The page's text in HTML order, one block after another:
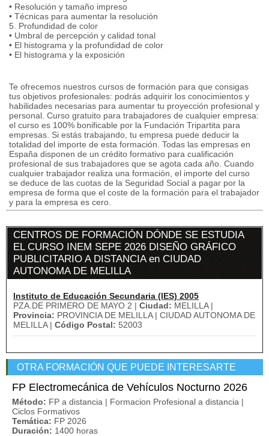
• Resolución y tamaño impreso
• Técnicas para aumentar la resolución
5. Profundidad de color
• Umbral de percepción y calidad tonal
• El histograma y la profundidad de color
• El histograma y la exposición
Te ofrecemos nuestros cursos de formación para que consigas
tus objetivos profesionales: podrás adquirir los conocimientos y
habilidades necesarias para aumentar tu proyección profesional y
personal. Curso gratuito para trabajadores de cualquier empresa:
el curso es 100% bonificable por la Fundación Tripartita para
empresas. Si estás trabajando, tu empresa puede deducir la
totalidad del importe de esta formación. Todas las empresas en
España disponen de un crédito formativo para cualificación
profesional de sus trabajadores que se agota cada año. Cuando
cualquier trabajador realiza una formación, el importe del curso
se deduce de las cuotas de la Seguridad Social a pagar por la
empresa de forma que el coste de la formación para el trabajador
y para la empresa es cero.
CENTROS DE FORMACIÓN DÓNDE SE ESTUDIA
EL CURSO INEM SEPE 2026 DISEÑO GRÁFICO
PUBLICITARIO A DISTANCIA en CIUDAD
AUTONOMA DE MELILLA
Instituto de Educación Secundaria (IES) 2005
PZA.DE PRIMERO DE MAYO 2 | Ciudad: MELILLA |
Provincia: PROVINCIA DE MELILLA | CIUDAD AUTONOMA DE
MELILLA | Código Postal: 52003
OTRA FORMACIÓN QUE PUEDE INTERESARTE
FP Electromecánica de Vehículos Nocturno 2026
Método: FP a distancia | Formacion Profesional a distancia |
Ciclos Formativos
Temática: FP 2026
Duración: 1400 horas